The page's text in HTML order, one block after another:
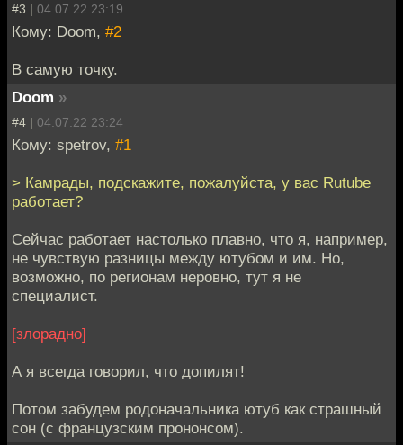
#3 | 04.07.22 23:19
Кому: Doom, #2
В самую точку.
Doom »
#4 | 04.07.22 23:24
Кому: spetrov, #1
> Камрады, подскажите, пожалуйста, у вас Rutube
работает?
Сейчас работает настолько плавно, что я, например,
не чувствую разницы между ютубом и им. Но,
возможно, по регионам неровно, тут я не
специалист.
[злорадно]
А я всегда говорил, что допилят!
Потом забудем родоначальника ютуб как страшный
сон (с французским прононсом).